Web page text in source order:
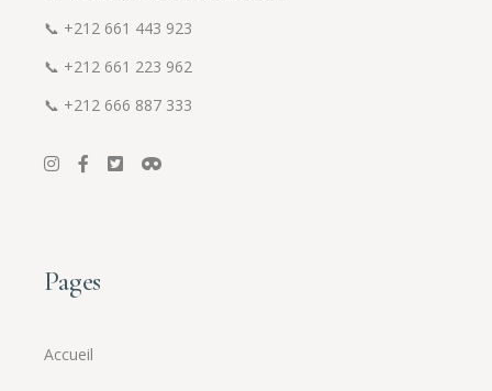
📞 +212 661 443 923
📞 +212 661 223 962
📞 +212 666 887 333
Pages
Accueil